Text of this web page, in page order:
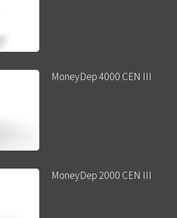
MoneyDep 4000 CEN III
MoneyDep 2000 CEN III